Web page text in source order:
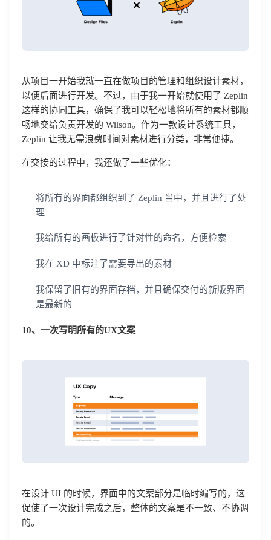
从项目一开始我就一直在做项目的管理和组织设计素材，
以便后面进行开发。不过，由于我一开始就使用了 Zeplin
这样的协同工具，确保了我可以轻松地将所有的素材都顺
畅地交给负责开发的 Wilson。作为一款设计系统工具，
Zeplin 让我无需浪费时间对素材进行分类，非常便捷。
在交接的过程中，我还做了一些优化：
将所有的界面都组织到了 Zeplin 当中，并且进行了处
理
我给所有的画板进行了针对性的命名，方便检索
我在 XD 中标注了需要导出的素材
我保留了旧有的界面存档，并且确保交付的新版界面
是最新的
10、一次写明所有的UX文案
在设计 UI 的时候，界面中的文案部分是临时编写的，这
促使了一次设计完成之后，整体的文案是不一致、不协调
的。